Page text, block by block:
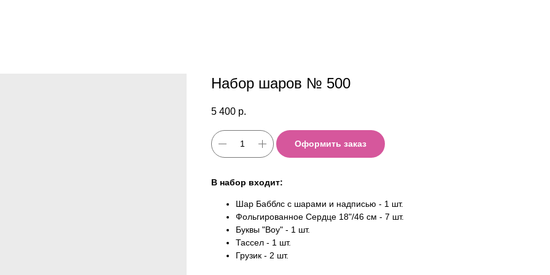
Набор шаров № 500
5 400 р.
Оформить заказ
В набор входит:
Шар Бабблс с шарами и надписью - 1 шт.
Фольгированное Сердце 18"/46 см - 7 шт.
Буквы "Boy" - 1 шт.
Тассел - 1 шт.
Грузик - 2 шт.